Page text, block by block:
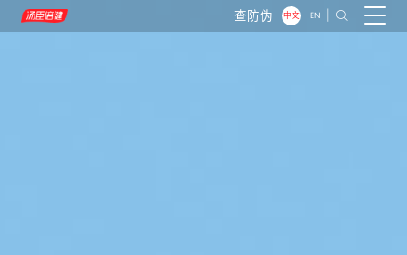
查防伪 中文 EN 